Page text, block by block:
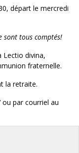
départ le mercredi
sont tous comptés!
Lectio divina,
fraternelle.
la retraite.
par courriel au